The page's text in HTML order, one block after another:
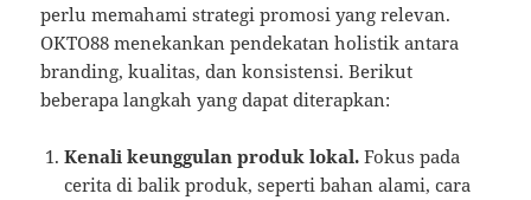
perlu memahami strategi promosi yang relevan.
OKTO88 menekankan pendekatan holistik antara
branding, kualitas, dan konsistensi. Berikut
beberapa langkah yang dapat diterapkan:
Kenali keunggulan produk lokal. Fokus pada
cerita di balik produk, seperti bahan alami, cara